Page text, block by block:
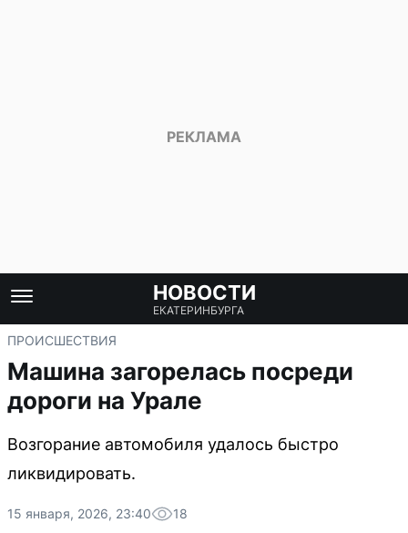
НОВОСТИ
ЕКАТЕРИНБУРГА
ПРОИСШЕСТВИЯ
Машина загорелась посреди
дороги на Урале
Возгорание автомобиля удалось быстро
ликвидировать.
15 января, 2026, 23:40 18